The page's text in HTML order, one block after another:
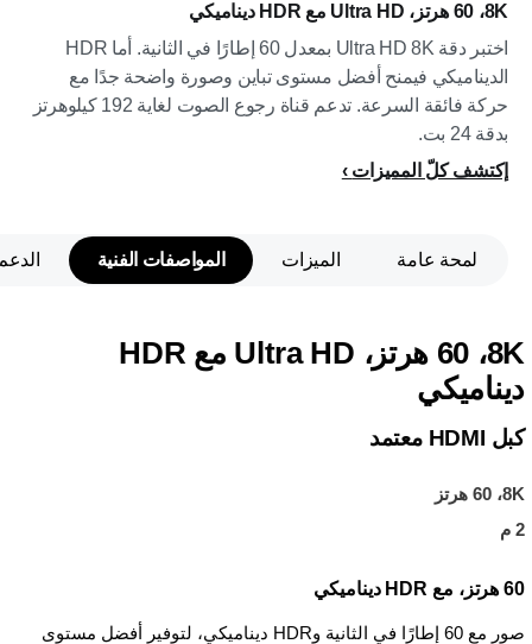
8K، ‏60 هرتز، Ultra HD مع HDR ديناميكي
اختبر دقة Ultra HD 8K بمعدل 60 إطارًا في الثانية. أما HDR
الديناميكي فيمنح أفضل مستوى تباين وصورة واضحة جدًا مع
حركة فائقة السرعة. تدعم قناة رجوع الصوت لغاية 192 كيلوهرتز
بدقة 24 بت.
إكتشف كلّ المميزات
لمحة عامة الميزات المواصفات الفنية
8K، ‏60 هرتز، Ultra HD مع HDR
ديناميكي
كبل HDMI معتمد
8K،‏ 60 هرتز
2 م
60 هرتز، مع HDR ديناميكي
صور مع 60 إطارًا في الثانية وHDR ديناميكي، لتوفير أفضل مستوى